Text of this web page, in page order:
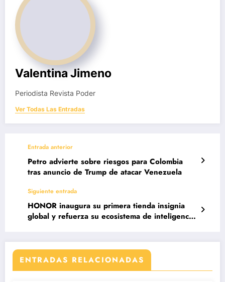
Valentina Jimeno
Periodista Revista Poder
Ver Todas Las Entradas
Entrada anterior
Petro advierte sobre riesgos para Colombia
tras anuncio de Trump de atacar Venezuela
Siguiente entrada
HONOR inaugura su primera tienda insignia
global y refuerza su ecosistema de inteligencia
ENTRADAS RELACIONADAS